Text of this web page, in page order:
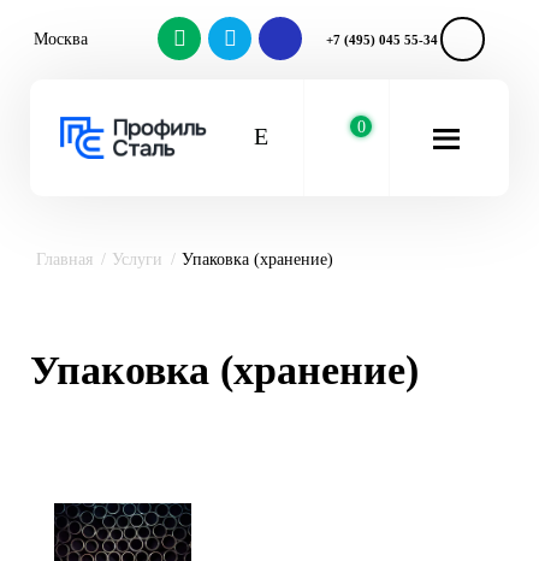
Москва +7 (495) 045 55-34
0
Главная Услуги Упаковка (хранение)
Упаковка (хранение)